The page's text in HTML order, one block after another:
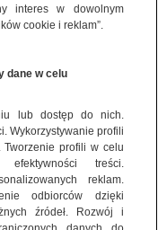
interes w dowolnym
cookie i reklam”.
dane w celu
lub dostęp do nich.
Wykorzystywanie profili
profili w celu
efektywności treści.
reklam.
odbiorców dzięki
źródeł. Rozwój i